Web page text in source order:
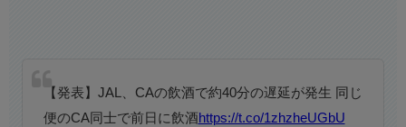
【発表】JAL、CAの飲酒で約40分の遅延が発生 同じ
便のCA同士で前日に飲酒 https://t.co/1zhzheUGbU